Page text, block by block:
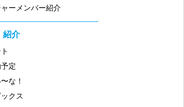
ーメンバー紹介
紹介
定
な！
クス